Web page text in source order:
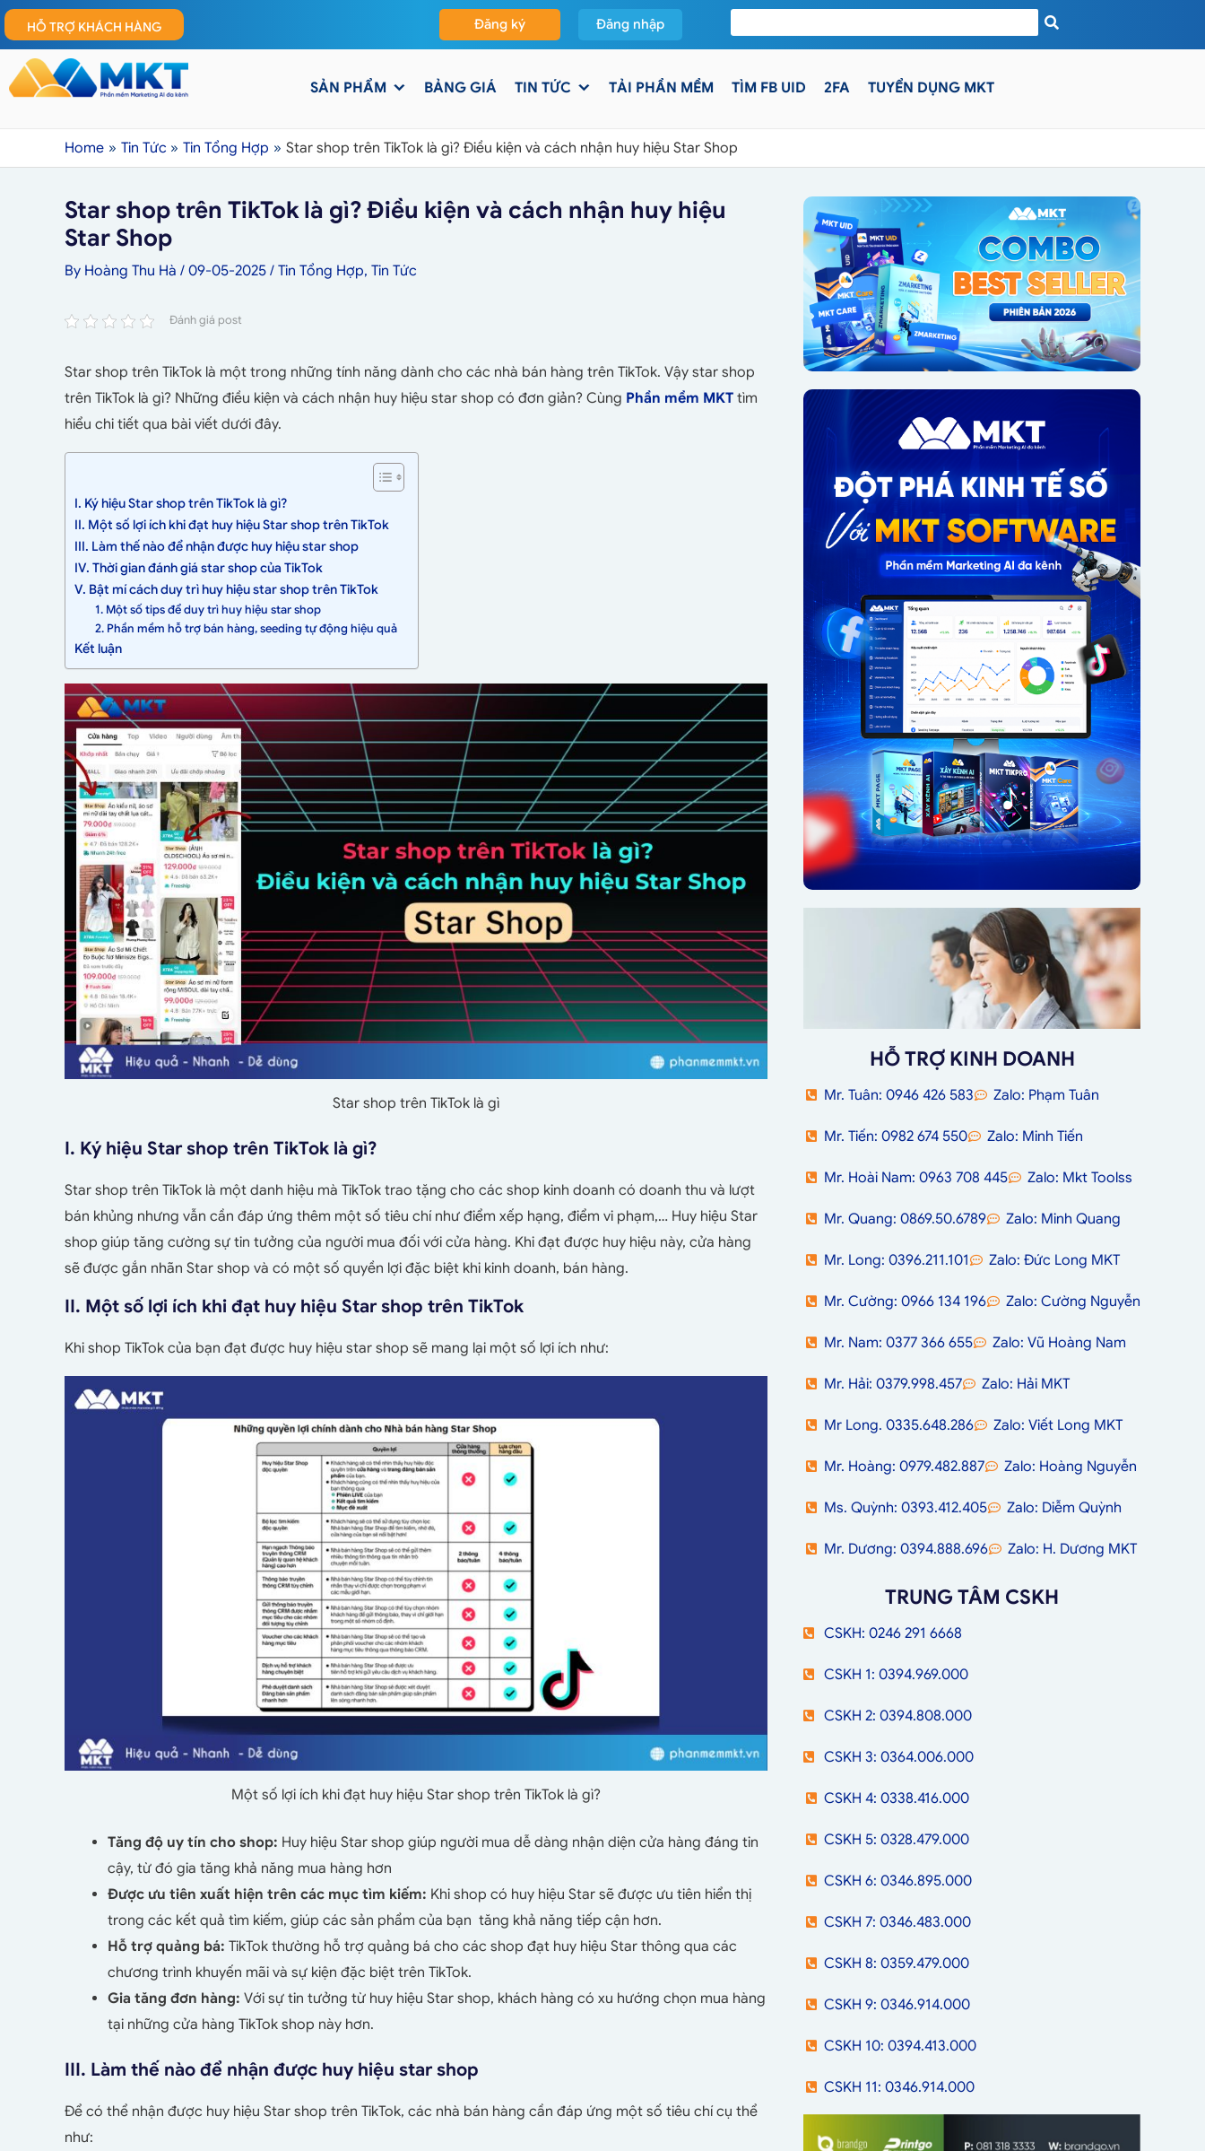
HỖ TRỢ KHÁCH HÀNG Đăng ký Đăng nhập
SẢN PHẨM BẢNG GIÁ TIN TỨC TẢI PHẦN MỀM TÌM FB UID 2FA TUYỂN DỤNG MKT
Home Tin Tức Tin Tổng Hợp Star shop trên TikTok là gì? Điều kiện và cách nhận huy hiệu Star Shop
Star shop trên TikTok là gì? Điều kiện và cách nhận huy hiệu
Star Shop
By Hoàng Thu Hà / 09-05-2025 / Tin Tổng Hợp, Tin Tức
Đánh giá post
Star shop trên TikTok là một trong những tính năng dành cho các nhà bán hàng trên TikTok. Vậy star shop
trên TikTok là gì? Những điều kiện và cách nhận huy hiệu star shop có đơn giản? Cùng Phần mềm MKT tìm
hiểu chi tiết qua bài viết dưới đây.
I. Ký hiệu Star shop trên TikTok là gì?
II. Một số lợi ích khi đạt huy hiệu Star shop trên TikTok
III. Làm thế nào để nhận được huy hiệu star shop
IV. Thời gian đánh giá star shop của TikTok
V. Bật mí cách duy trì huy hiệu star shop trên TikTok
1. Một số tips để duy trì huy hiệu star shop
2. Phần mềm hỗ trợ bán hàng, seeding tự động hiệu quả
Kết luận
Star shop trên TikTok là gì
I. Ký hiệu Star shop trên TikTok là gì?
Star shop trên TikTok là một danh hiệu mà TikTok trao tặng cho các shop kinh doanh có doanh thu và lượt
bán khủng nhưng vẫn cần đáp ứng thêm một số tiêu chí như điểm xếp hạng, điểm vi phạm,… Huy hiệu Star
shop giúp tăng cường sự tin tưởng của người mua đối với cửa hàng. Khi đạt được huy hiệu này, cửa hàng
sẽ được gắn nhãn Star shop và có một số quyền lợi đặc biệt khi kinh doanh, bán hàng.
II. Một số lợi ích khi đạt huy hiệu Star shop trên TikTok
Khi shop TikTok của bạn đạt được huy hiệu star shop sẽ mang lại một số lợi ích như:
Một số lợi ích khi đạt huy hiệu Star shop trên TikTok là gì?
Tăng độ uy tín cho shop: Huy hiệu Star shop giúp người mua dễ dàng nhận diện cửa hàng đáng tin
cậy, từ đó gia tăng khả năng mua hàng hơn
Được ưu tiên xuất hiện trên các mục tìm kiếm: Khi shop có huy hiệu Star sẽ được ưu tiên hiển thị
trong các kết quả tìm kiếm, giúp các sản phẩm của bạn tăng khả năng tiếp cận hơn.
Hỗ trợ quảng bá: TikTok thường hỗ trợ quảng bá cho các shop đạt huy hiệu Star thông qua các
chương trình khuyến mãi và sự kiện đặc biệt trên TikTok.
Gia tăng đơn hàng: Với sự tin tưởng từ huy hiệu Star shop, khách hàng có xu hướng chọn mua hàng
tại những cửa hàng TikTok shop này hơn.
III. Làm thế nào để nhận được huy hiệu star shop
Để có thể nhận được huy hiệu Star shop trên TikTok, các nhà bán hàng cần đáp ứng một số tiêu chí cụ thể
như:
HỖ TRỢ KINH DOANH
Mr. Tuân: 0946 426 583 Zalo: Phạm Tuân
Mr. Tiến: 0982 674 550 Zalo: Minh Tiến
Mr. Hoài Nam: 0963 708 445 Zalo: Mkt Toolss
Mr. Quang: 0869.50.6789 Zalo: Minh Quang
Mr. Long: 0396.211.101 Zalo: Đức Long MKT
Mr. Cường: 0966 134 196 Zalo: Cường Nguyễn
Mr. Nam: 0377 366 655 Zalo: Vũ Hoàng Nam
Mr. Hải: 0379.998.457 Zalo: Hải MKT
Mr Long. 0335.648.286 Zalo: Viết Long MKT
Mr. Hoàng: 0979.482.887 Zalo: Hoàng Nguyễn
Ms. Quỳnh: 0393.412.405 Zalo: Diễm Quỳnh
Mr. Dương: 0394.888.696 Zalo: H. Dương MKT
TRUNG TÂM CSKH
CSKH: 0246 291 6668
CSKH 1: 0394.969.000
CSKH 2: 0394.808.000
CSKH 3: 0364.006.000
CSKH 4: 0338.416.000
CSKH 5: 0328.479.000
CSKH 6: 0346.895.000
CSKH 7: 0346.483.000
CSKH 8: 0359.479.000
CSKH 9: 0346.914.000
CSKH 10: 0394.413.000
CSKH 11: 0346.914.000